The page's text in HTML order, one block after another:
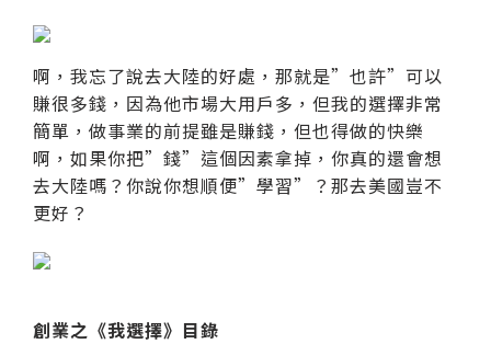
啊，我忘了說去大陸的好處，那就是”也許”可以
賺很多錢，因為他市場大用戶多，但我的選擇非常
簡單，做事業的前提雖是賺錢，但也得做的快樂
啊，如果你把”錢”這個因素拿掉，你真的還會想
去大陸嗎？你說你想順便”學習”？那去美國豈不
更好？
創業之《我選擇》目錄